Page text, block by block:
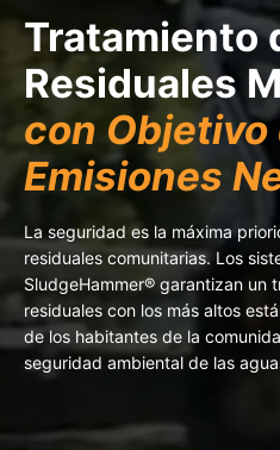
Tratamiento
Residuales
con Objetivo
Emisiones
La seguridad es la máxima
residuales comunitarias. Los
SludgeHammer® garantizan un
residuales con los más altos
de los habitantes de la
seguridad ambiental de las